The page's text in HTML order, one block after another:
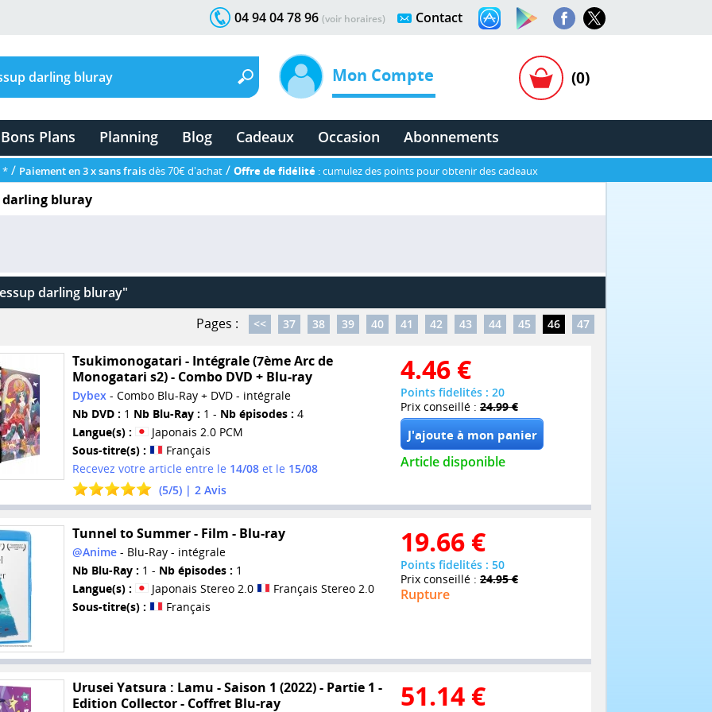
Contact
04 94 04 78 96 (voir horaires)
Mon Compte (0)
Bons Plans Planning Blog Cadeaux Occasion Abonnements
* / Paiement en 3 x sans fraisdès 70€ d'achat / Offre de fidélité : cumulez des points pour obtenir des cadeaux
darling bluray
darling bluray"
Pages :
<< 37 38 39 40 41 42 43 44 45 46 47
Tsukimonogatari - Intégrale (7ème Arc de
Monogatari s2) - Combo DVD + Blu-ray
Dybex- Combo Blu-Ray + DVD - intégrale
Nb DVD : 1 Nb Blu-Ray : 1 - Nb épisodes : 4
Langue(s) :
Japonais 2.0 PCM
Sous-titre(s) :
Français
Recevez votre article entre le 14/08et le 15/08
(5/5) | 2Avis
4.46 €
Points fidelités : 20
Prix conseillé : 24.99 €
Article disponible
Tunnel to Summer - Film - Blu-ray
@Anime- Blu-Ray - intégrale
Nb Blu-Ray : 1 - Nb épisodes : 1
Langue(s) :
Japonais Stereo 2.0
Français Stereo 2.0
Sous-titre(s) :
Français
19.66 €
Points fidelités : 50
Prix conseillé : 24.95 €
Rupture
Urusei Yatsura : Lamu - Saison 1 (2022) - Partie 1 -
Edition Collector - Coffret Blu-ray
51.14 €